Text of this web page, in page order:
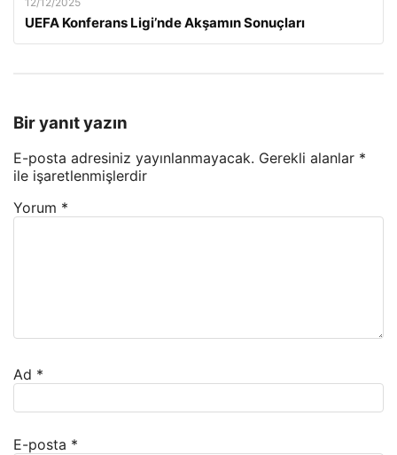
UEFA Konferans Ligi’nde Akşamın Sonuçları
Bir yanıt yazın
E-posta adresiniz yayınlanmayacak. Gerekli alanlar *
ile işaretlenmişlerdir
Yorum *
Ad *
E-posta *